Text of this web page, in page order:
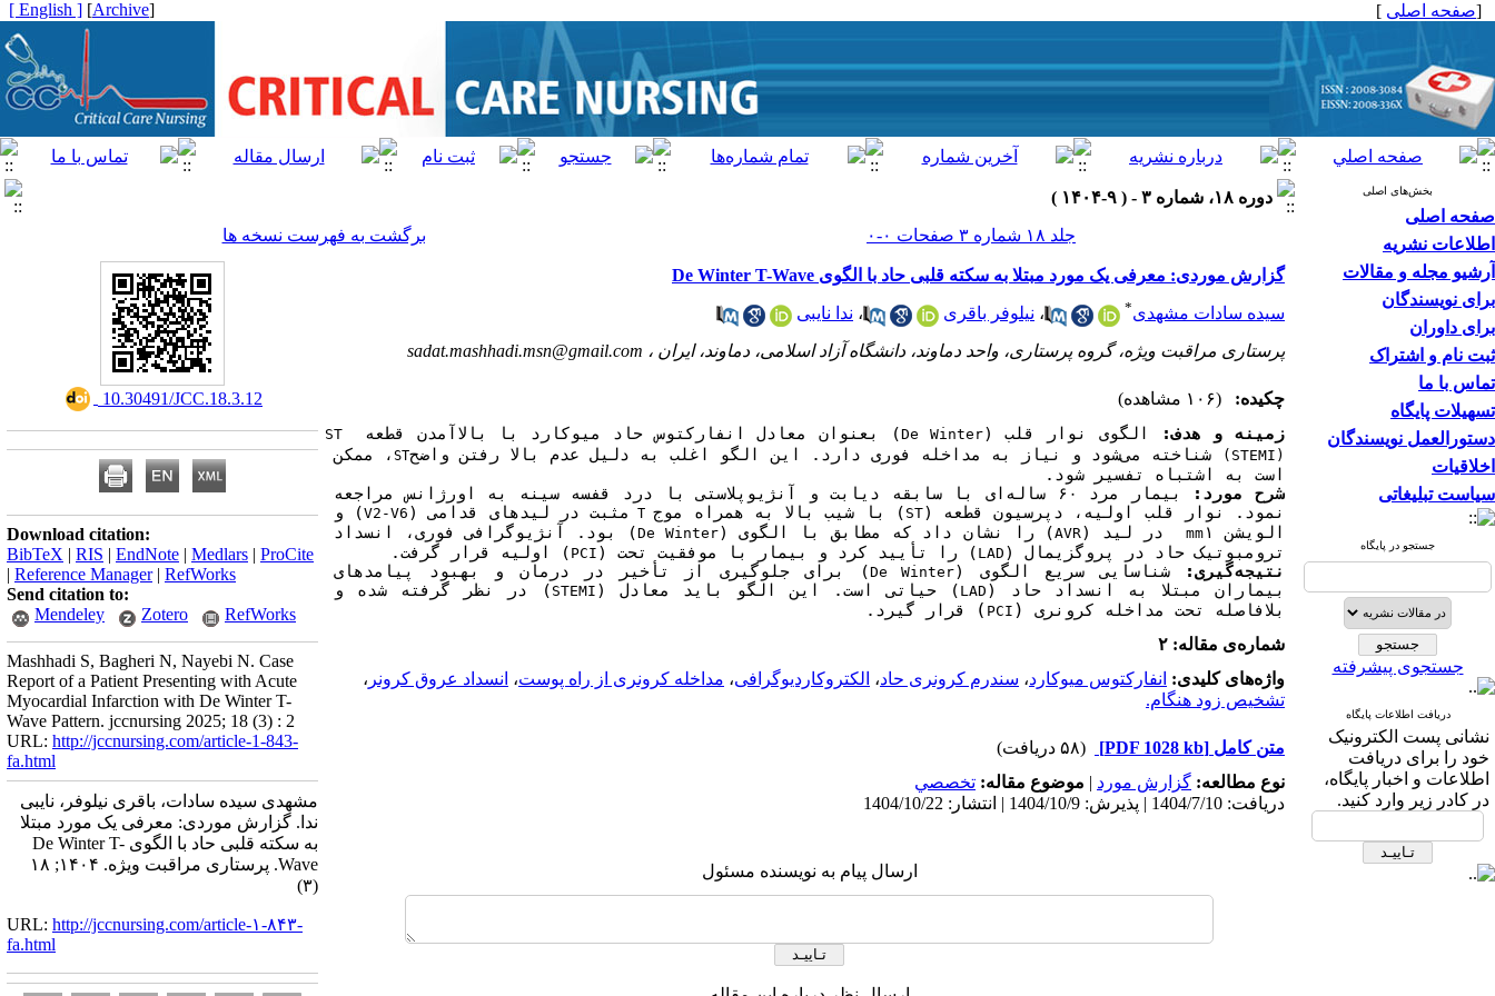
[صفحه اصلی ]
[
Archive
]
[ English ]
بخش‌های اصلی
صفحه اصلی
اطلاعات نشریه
آرشیو مجله و مقالات
برای نویسندگان
برای داوران
ثبت نام و اشتراک
تماس با ما
تسهیلات پایگاه
دستورالعمل نویسندگان
اخلاقیات
سیاست تبلیغاتی
جستجو در پایگاه
جستجوی پیشرفته
دریافت اطلاعات پایگاه
نشانی پست الکترونیک
خود را برای دریافت
اطلاعات و اخبار پایگاه،
در کادر زیر وارد کنید.
دوره ۱۸، شماره ۳ - ( ۹-۱۴۰۴ )
جلد ۱۸ شماره ۳ صفحات ۰-۰
برگشت به فهرست نسخه ها
گزارش موردی: معرفی یک مورد مبتلا به سکته قلبی حاد با الگوی D‌e Winter T-Wave
سیده سادات مشهدی* ، نیلوفر باقری ، ندا نایبی
پرستاری مراقبت ویژه، گروه پرستاری، واحد دماوند، دانشگاه آزاد اسلامی، دماوند، ایران ، sadat.mashhadi.msn@gmail.com
چکیده:
(۱۰۶ مشاهده)
زمینه و هدف:
الگوی نوار قلب (De Winter) بعنوان معادل انفارکتوس حاد میوکارد با بالاآمدن قطعه
ST
(STEMI)
شناخته می‌شود و نیاز به مداخله فوری دارد. این الگو اغلب به دلیل عدم بالا رفتن واضح ST
است به اشتباه تفسیر شود.
شرح مورد:
بیمار مرد ۶۰ ساله
نمود. نوار قلب اولیه، دپرسیون قطعه (ST ) با شیب بالا به همراه موج T مثبت در لیدهای قدامی ( V2-V6
الویشن ۱
mm در لید (AVR) را نشان داد که مطابق با الگوی (De Winter
ترومبوتیک حاد در پروگزیمال ( LAD ) را تأیید کرد و بیمار با موفقیت تحت ( PCI ) اولیه قرار گرفت.
نتیجه‌گیری:
شناسایی سریع الگوی (De Winter
بیماران مبتلا به انسداد حاد ( LAD ) حیاتی است. این الگو باید معادل ( STEMI
بلافاصله تحت مداخله کرونری
(
PCI
)
قرار گیرد.
شماره‌ی مقاله: ۲
واژه‌های کلیدی: انفارکتوس میوکارد، سندرم کرونری حاد، الکتروکاردیوگرافی، مداخله کرونری از راه پوست، انسداد عروق کرونر ،
تشخیص زود هنگام.
متن کامل [PDF 1028 kb]
(۵۸ دریافت)
نوع مطالعه: گزارش مورد | موضوع مقاله: تخصصي
دریافت: 1404/7/10 | پذیرش: 1404/10/9 | انتشار: 1404/10/22
ارسال پیام به نویسنده مسئول
‎ 10.30491/JCC.18.3.12
Download citation:
BibTeX | RIS | EndNote | Medlars | ProCite
| Reference Manager| RefWorks
Send citation to:
Mendeley
Zotero RefWorks
Mashhadi S, Bagheri N, Nayebi N. Case
Report of a Patient Presenting with Acute
Myocardial Infarction with De Winter T-
Wave Pattern. jccnursing 2025; 18 (3) : 2
URL: http://jccnursing.com/article-1-843-
fa.html
مشهدی سیده سادات، باقری نیلوفر، نایبی
ندا. گزارش موردی: معرفی یک مورد مبتلا
به سکته قلبی حاد با الگوی D‌e Winter T-
Wave. پرستاری مراقبت ویژه. ۱۴۰۴; ۱۸
(۳)
URL: http://jccnursing.com/article-۱-۸۴۳-
fa.html